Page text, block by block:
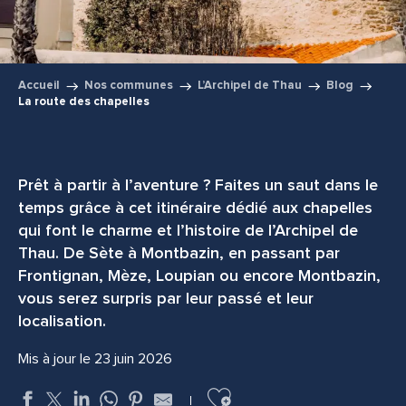
Accueil Nos communes L’Archipel de Thau
Blog
La route des chapelles
Prêt à partir à l’aventure ? Faites un saut dans le
temps grâce à cet itinéraire dédié aux chapelles
qui font le charme et l’histoire de l’Archipel de
Thau. De Sète à Montbazin, en passant par
Frontignan, Mèze, Loupian ou encore Montbazin,
vous serez surpris par leur passé et leur
localisation.
Mis à jour le 23 juin 2026
Ajouter aux favoris